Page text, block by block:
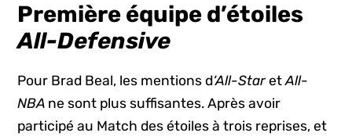
Première équipe d’étoiles
All-Defensive
Pour Brad Beal, les mentions d‘All-StaretAll-
NBA ne sont plus suffisantes. Après avoir
participé au Match des étoiles à trois reprises, et